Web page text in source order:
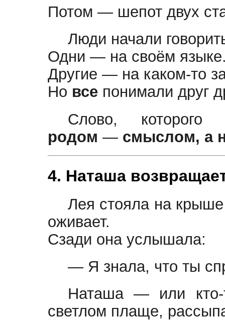
Потом — шепот двух
Люди начали
Одни — на своём
Другие — на каком-то
Но все понимали друг
Слово,
родом — смыслом, а
4. Наташа
Лея стояла на
оживает.
Сзади она услышала:
— Я знала, что ты
Наташа — или
светлом плаще,